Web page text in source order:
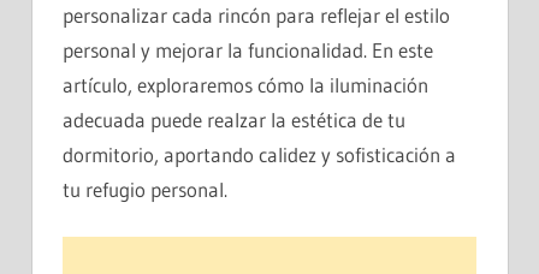
personalizar cada rincón para reflejar el estilo
personal y mejorar la funcionalidad. En este
artículo, exploraremos cómo la iluminación
adecuada puede realzar la estética de tu
dormitorio, aportando calidez y sofisticación a
tu refugio personal.